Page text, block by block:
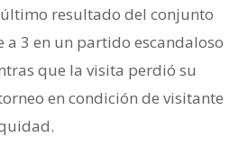
resultado del conjunto
a 3 en un partido escandaloso
que la visita perdió su
en condición de visitante